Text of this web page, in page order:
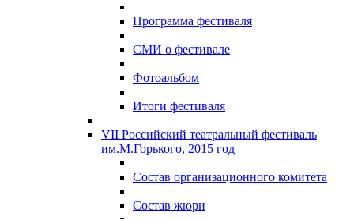
Программа фестиваля
СМИ о фестивале
Фотоальбом
Итоги фестиваля
VII Российский театральный фестиваль
им.М.Горького, 2015 год
Состав организационного комитета
Состав жюри